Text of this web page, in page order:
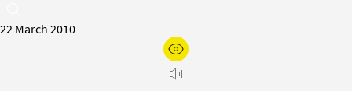
22 March 2010